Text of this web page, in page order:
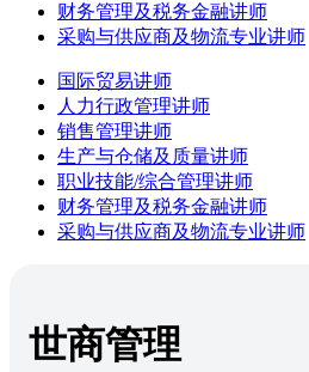
财务管理及税务金融讲师
采购与供应商及物流专业讲师
国际贸易讲师
人力行政管理讲师
销售管理讲师
生产与仓储及质量讲师
职业技能/综合管理讲师
财务管理及税务金融讲师
采购与供应商及物流专业讲师
世商管理